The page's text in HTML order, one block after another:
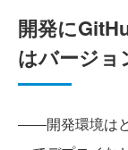
開発に
はバージョ
――開発環境は